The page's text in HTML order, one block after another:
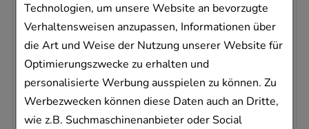
Technologien, um unsere Website an bevorzugte
Verhaltensweisen anzupassen, Informationen über
die Art und Weise der Nutzung unserer Website für
Optimierungszwecke zu erhalten und
personalisierte Werbung ausspielen zu können. Zu
Werbezwecken können diese Daten auch an Dritte,
wie z.B. Suchmaschinenanbieter oder Social
BIOCHEMIE DHU 11 Silicea D 12 Tabletten
DHU-Arzneimittel GmbH & Co. KG
420
Tabletten
06584284
Dieses Produkt ist zur Zeit nicht verfügbar